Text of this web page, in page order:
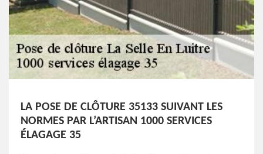
LA POSE DE CLÔTURE 35133 SUIVANT LES
NORMES PAR L’ARTISAN 1000 SERVICES
ÉLAGAGE 35